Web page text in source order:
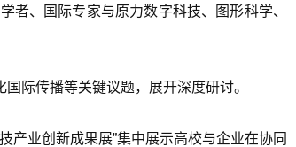
者、国际专家与原力数字科技、图形科学、
际传播等关键议题，展开深度研讨。
产业创新成果展”集中展示高校与企业在协同